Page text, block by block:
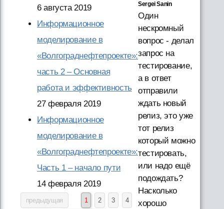
6 августа 2019
Информационное
моделирование в
«Волгограднефтепроекте»:
часть 2 – Основная
работа и эффективность
27 февраля 2019
Информационное
моделирование в
«Волгограднефтепроекте»:
Часть 1 – начало пути
14 февраля 2019
предыдущая 1 2 3 4
Sergei Sanin
Один
нескромный
вопрос - делал
запрос на
тестирование,
а в ответ
отправили
ждать новый
релиз, это уже
тот релиз
который можно
тестировать,
или надо ещё
подождать?
Насколько
хорошо